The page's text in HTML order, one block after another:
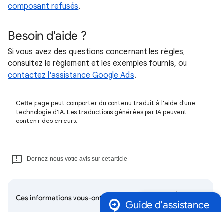
composant refusés.
Besoin d'aide ?
Si vous avez des questions concernant les règles,
consultez le règlement et les exemples fournis, ou
contactez l'assistance Google Ads.
Cette page peut comporter du contenu traduit à l'aide d'une
technologie d'IA. Les traductions générées par IA peuvent
contenir des erreurs.
Donnez-nous votre avis sur cet article
Ces informations vous-ont elles été utiles ?
Guide d'assistance